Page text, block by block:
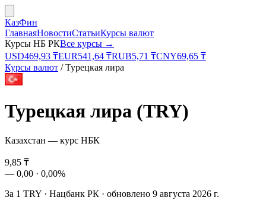
КазФин
ГлавнаяНовостиСтатьиКурсы валют
Курсы НБ РКВсе курсы →
USD469,93 ₸EUR541,64 ₸RUB5,71 ₸CNY69,65 ₸
Курсы валют /Турецкая лира
Турецкая лира (TRY)
Казахстан — курс НБК
9,85 ₸
— 0,00 · 0,00%
За 1 TRY · Нацбанк РК · обновлено 9 августа 2026 г.